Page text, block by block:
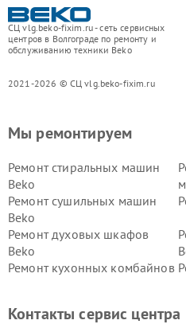
СЦ vlg.beko-fixim.ru - сеть сервисных
центров в Волгограде по ремонту и
обслуживанию техники Beko
2021-2026 © СЦ vlg.beko-fixim.ru
Мы ремонтируем
Ремонт стиральных машин
Beko
Ремонт сушильных машин
Beko
Ремонт духовых шкафов
Beko
Ремонт кухонных комбайнов
Ремонт холодильников Beko
Контакты сервис центра